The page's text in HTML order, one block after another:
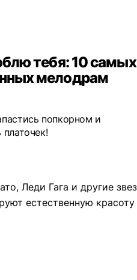
тебя: 10 самых
мелодрам
попкорном и
платочек!